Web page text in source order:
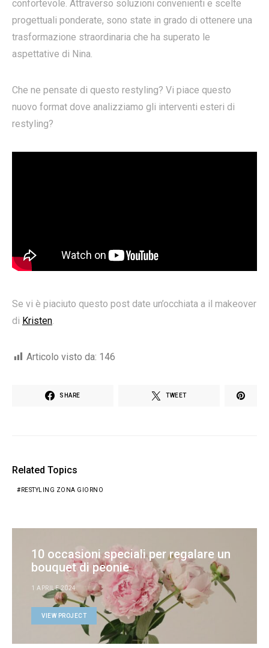
confortevole. Attraverso soluzioni convenienti e scelte
progettuali ponderate, sono state in grado di ottenere una
trasformazione straordinaria che ha superato le
aspettative di Nina.
Che ne pensate di questo restyling? Vi piace questo
nuovo format dove analizziamo gli interventi esteri di
restyling?
Se vi è piaciuto questo post date un’occhiata a il makeover
di Kristen.
Articolo visto da: 146
SHARE TWEET
Related Topics
RESTYLING ZONA GIORNO
10 occasioni speciali per regalare un
bouquet di peonie
1 APRILE 2024
VIEW PROJECT